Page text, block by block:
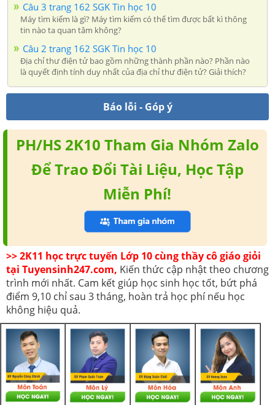
Câu 3 trang 162 SGK Tin học 10
Máy tìm kiếm là gì? Máy tìm kiếm có thể tìm được bất kì thông
tin nào ta quan tâm không?
Câu 2 trang 162 SGK Tin học 10
Địa chỉ thư điện tử bao gồm những thành phần nào? Phần nào
là quyết định tính duy nhất của địa chỉ thư điện tử? Giải thích?
Báo lỗi - Góp ý
PH/HS 2K10 Tham Gia Nhóm Zalo
Để Trao Đổi Tài Liệu, Học Tập
Miễn Phí!
>> 2K11 học trực tuyến Lớp 10 cùng thầy cô giáo giỏi
tại Tuyensinh247.com, Kiến thức cập nhật theo chương
trình mới nhất. Cam kết giúp học sinh học tốt, bứt phá
điểm 9,10 chỉ sau 3 tháng, hoàn trả học phí nếu học
không hiệu quả.